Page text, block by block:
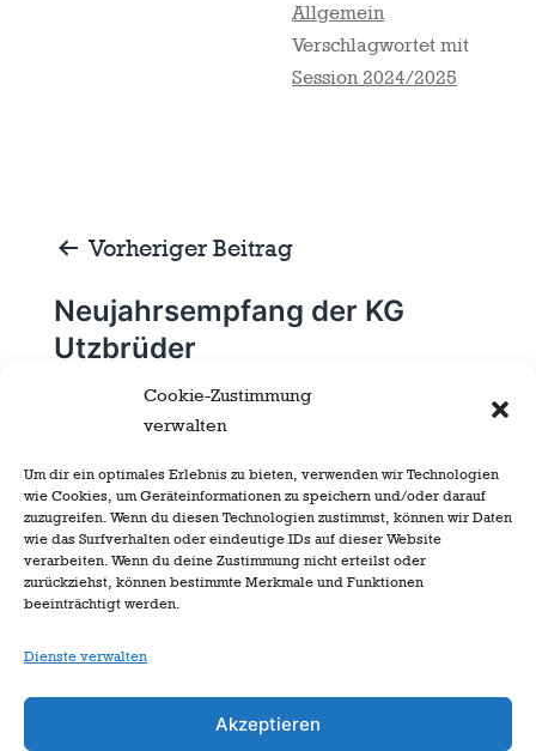
Cookie-Zustimmung
verwalten
Um dir ein optimales Erlebnis zu bieten, verwenden wir Technologien
wie Cookies, um Geräteinformationen zu speichern und/oder darauf
zuzugreifen. Wenn du diesen Technologien zustimmst, können wir Daten
wie das Surfverhalten oder eindeutige IDs auf dieser Website
verarbeiten. Wenn du deine Zustimmung nicht erteilst oder
zurückziehst, können bestimmte Merkmale und Funktionen
beeinträchtigt werden.
Dienste verwalten
Akzeptieren
Allgemein
Verschlagwortet mit
Session 2024/2025
Beitragsnavigation
Vorheriger Beitrag
Neujahrsempfang der KG
Utzbrüder
Ordenverleihung Prinzengarde
Blau Weiß Ratingen